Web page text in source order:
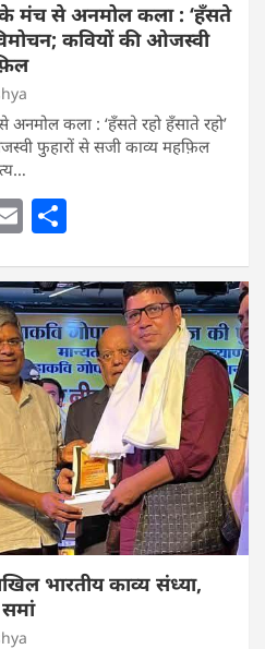
के मंच से अनमोल कला : ‘हॅंसते
कवियों की ओजस्वी
कला : ‘हॅंसते रहो हॅंसाते रहो’
फुहारों से सजी काव्य महफ़िल
E
ai
l
ar
e
भारतीय काव्य संध्या,